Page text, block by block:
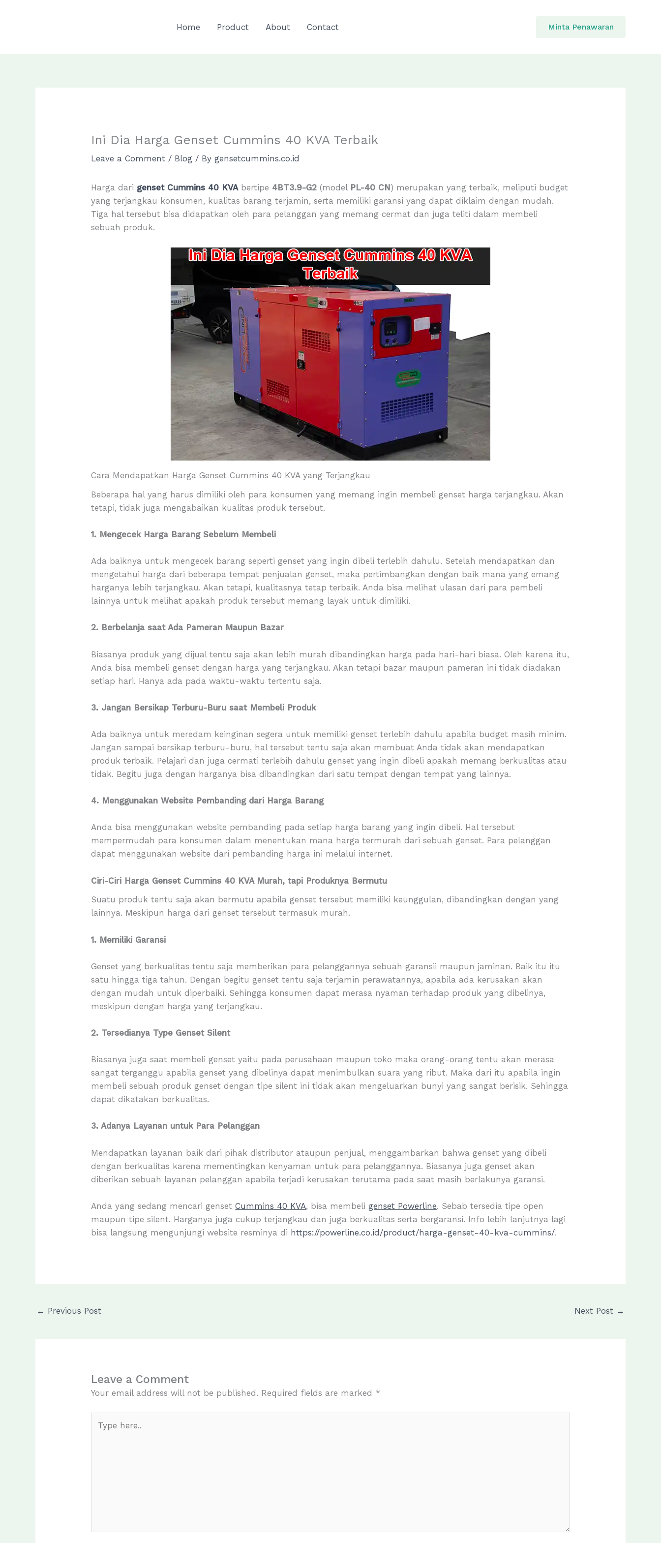
Home Product About Contact Minta Penawaran
Ini Dia Harga Genset Cummins 40 KVA Terbaik
Leave a Comment / Blog / Bygensetcummins.co.id
Harga dari genset Cummins 40 KVAbertipe 4BT3.9-G2 (model PL-40 CN) merupakan yang terbaik, meliputi budget
yang terjangkau konsumen, kualitas barang terjamin, serta memiliki garansi yang dapat diklaim dengan mudah.
Tiga hal tersebut bisa didapatkan oleh para pelanggan yang memang cermat dan juga teliti dalam membeli
sebuah produk.
Cara Mendapatkan Harga Genset Cummins 40 KVA yang Terjangkau
Beberapa hal yang harus dimiliki oleh para konsumen yang memang ingin membeli genset harga terjangkau. Akan
tetapi, tidak juga mengabaikan kualitas produk tersebut.
1. Mengecek Harga Barang Sebelum Membeli
Ada baiknya untuk mengecek barang seperti genset yang ingin dibeli terlebih dahulu. Setelah mendapatkan dan
mengetahui harga dari beberapa tempat penjualan genset, maka pertimbangkan dengan baik mana yang emang
harganya lebih terjangkau. Akan tetapi, kualitasnya tetap terbaik. Anda bisa melihat ulasan dari para pembeli
lainnya untuk melihat apakah produk tersebut memang layak untuk dimiliki.
2. Berbelanja saat Ada Pameran Maupun Bazar
Biasanya produk yang dijual tentu saja akan lebih murah dibandingkan harga pada hari-hari biasa. Oleh karena itu,
Anda bisa membeli genset dengan harga yang terjangkau. Akan tetapi bazar maupun pameran ini tidak diadakan
setiap hari. Hanya ada pada waktu-waktu tertentu saja.
3. Jangan Bersikap Terburu-Buru saat Membeli Produk
Ada baiknya untuk meredam keinginan segera untuk memiliki genset terlebih dahulu apabila budget masih minim.
Jangan sampai bersikap terburu-buru, hal tersebut tentu saja akan membuat Anda tidak akan mendapatkan
produk terbaik. Pelajari dan juga cermati terlebih dahulu genset yang ingin dibeli apakah memang berkualitas atau
tidak. Begitu juga dengan harganya bisa dibandingkan dari satu tempat dengan tempat yang lainnya.
4. Menggunakan Website Pembanding dari Harga Barang
Anda bisa menggunakan website pembanding pada setiap harga barang yang ingin dibeli. Hal tersebut
mempermudah para konsumen dalam menentukan mana harga termurah dari sebuah genset. Para pelanggan
dapat menggunakan website dari pembanding harga ini melalui internet.
Ciri-Ciri Harga Genset Cummins 40 KVA Murah, tapi Produknya Bermutu
Suatu produk tentu saja akan bermutu apabila genset tersebut memiliki keunggulan, dibandingkan dengan yang
lainnya. Meskipun harga dari genset tersebut termasuk murah.
1. Memiliki Garansi
Genset yang berkualitas tentu saja memberikan para pelanggannya sebuah garansii maupun jaminan. Baik itu itu
satu hingga tiga tahun. Dengan begitu genset tentu saja terjamin perawatannya, apabila ada kerusakan akan
dengan mudah untuk diperbaiki. Sehingga konsumen dapat merasa nyaman terhadap produk yang dibelinya,
meskipun dengan harga yang terjangkau.
2. Tersedianya Type Genset Silent
Biasanya juga saat membeli genset yaitu pada perusahaan maupun toko maka orang-orang tentu akan merasa
sangat terganggu apabila genset yang dibelinya dapat menimbulkan suara yang ribut. Maka dari itu apabila ingin
membeli sebuah produk genset dengan tipe silent ini tidak akan mengeluarkan bunyi yang sangat berisik. Sehingga
dapat dikatakan berkualitas.
3. Adanya Layanan untuk Para Pelanggan
Mendapatkan layanan baik dari pihak distributor ataupun penjual, menggambarkan bahwa genset yang dibeli
dengan berkualitas karena mementingkan kenyaman untuk para pelanggannya. Biasanya juga genset akan
diberikan sebuah layanan pelanggan apabila terjadi kerusakan terutama pada saat masih berlakunya garansi.
Anda yang sedang mencari gensetCummins 40 KVA, bisa membeligenset Powerline. Sebab tersedia tipe open
maupun tipe silent. Harganya juga cukup terjangkau dan juga berkualitas serta bergaransi. Info lebih lanjutnya lagi
bisa langsung mengunjungi website resminya di https://powerline.co.id/product/harga-genset-40-kva-cummins/.
← Previous Post Next Post →
Leave a Comment
Your email address will not be published. Required fields are marked *
here..